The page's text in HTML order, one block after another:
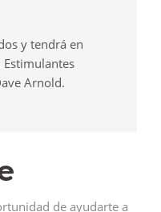
y tendrá en
Arnold.
de ayudarte a